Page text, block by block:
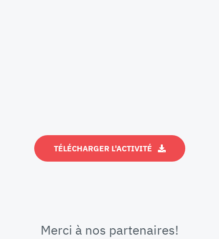
TÉLÉCHARGER L'ACTIVITÉ
Merci à nos partenaires!